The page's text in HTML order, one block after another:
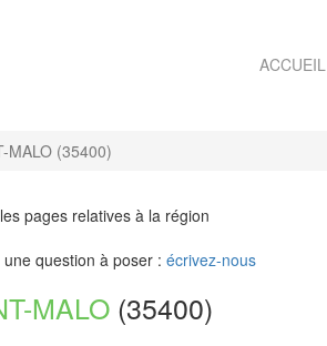
ACCUEIL
MALO (35400)
pages relatives à la région
question à poser : écrivez-nous
MALO (35400)